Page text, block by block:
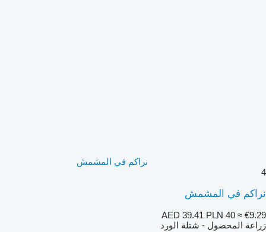
نراكم في المشمش
4
نراكم في المشمش
AED 39.41 PLN 40 ≈ €9.29
زراعة المحصول - شتلة الورد